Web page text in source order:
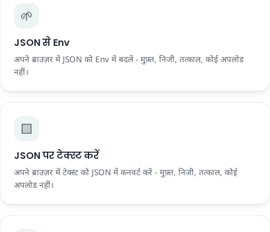
🌱
JSON से Env
अपने ब्राउज़र में JSON को Env में बदलें - मुफ़्त, निजी, तत्काल, कोई अपलोड
नहीं।
🟨
JSON पर टेक्स्ट करें
अपने ब्राउज़र में टेक्स्ट को JSON में कनवर्ट करें - मुफ़्त, निजी, तत्काल, कोई
अपलोड नहीं।